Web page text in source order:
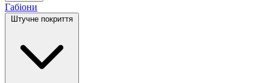
Габіони
Штучне покриття